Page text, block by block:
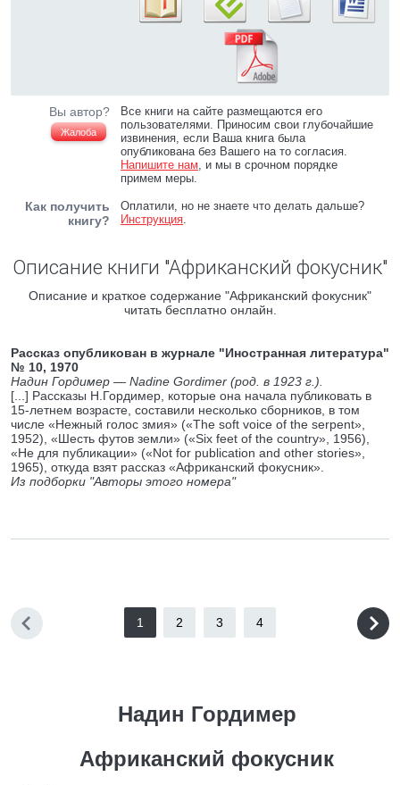
Вы автор?
Жалоба
Все книги на сайте размещаются его
пользователями. Приносим свои глубочайшие
извинения, если Ваша книга была
опубликована без Вашего на то согласия.
Напишите нам, и мы в срочном порядке
примем меры.
Как получить
книгу?
Оплатили, но не знаете что делать дальше?
Инструкция.
Описание книги "Африканский фокусник"
Описание и краткое содержание "Африканский фокусник"
читать бесплатно онлайн.
Рассказ опубликован в журнале "Иностранная литература"
№ 10, 1970
Надин Гордимер — Nadine Gordimer (род. в 1923 г.).
[...] Рассказы Н.Гордимер, которые она начала публиковать в
15-летнем возрасте, составили несколько сборников, в том
числе «Нежный голос змия» («The soft voice of the serpent»,
1952), «Шесть футов земли» («Six feet of the country», 1956),
«He для публикации» («Not for publication and other stories»,
1965), откуда взят рассказ «Африканский фокусник».
Из подборки "Авторы этого номера"
1 2 3 4
Надин Гордимер
Африканский фокусник